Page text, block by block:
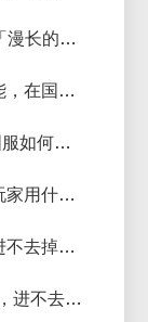
《绝区零》7月29日将更新3.1版本「漫长的告别」，海外玩《绝区零》国服进不去怎么办？
《魔兽世界》加入原生地图坐标功能，在国外玩《魔兽世界》国服延迟低的加速器
留学生 / 海外华人玩《无畏契约》国服如何避免风控，低延迟稳定加速器推荐
山海奇旅国服开启冒泡测试，国外玩家用什么加速器能玩？
《龙之剑：觉醒》韩服公测上线，进不去掉线延迟高怎么办？
《斯普拉遁涂击队》switch2下载慢，进不去解决方法